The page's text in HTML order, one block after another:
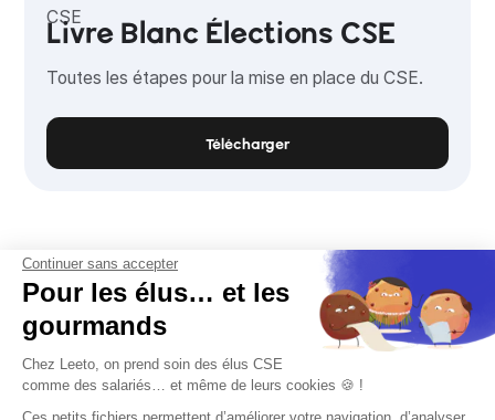
Livre Blanc Élections CSE
Toutes les étapes pour la mise en place du CSE.
Télécharger
Continuer sans accepter
Pour les élus… et les
gourmands
Chez Leeto, on prend soin des élus CSE
comme des salariés… et même de leurs cookies 🍪 !
Ces petits fichiers permettent d’améliorer votre navigation, d’analyser